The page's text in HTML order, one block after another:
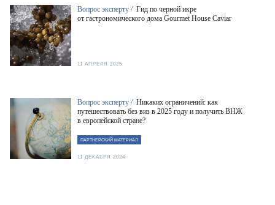
Вопрос эксперту / Гид по черной икре
от гастрономического дома Gourmet House Caviar
11 АПРЕЛЯ 2025
Вопрос эксперту / Никаких ограничений: как
путешествовать без виз в 2025 году и получить ВНЖ
в европейской стране?
ПАРТНЕРСКИЙ МАТЕРИАЛ
11 ДЕКАБРЯ 2024